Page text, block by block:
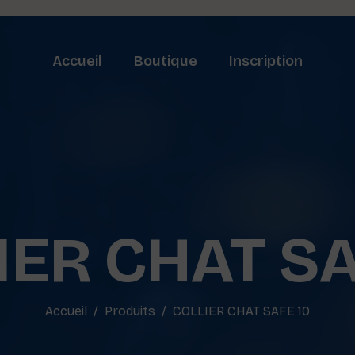
Accueil Boutique Inscription
CHAT
Accueil Produits COLLIER CHAT SAFE 10